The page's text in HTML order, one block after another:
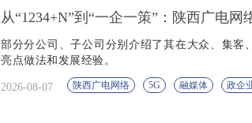
从“1234+N”到“一企一策”：陕西广电网
部分分公司、子公司分别介绍了其在大众、集客
亮点做法和发展经验。
2026-08-07 陕西广电网络 5G 融媒体 政企